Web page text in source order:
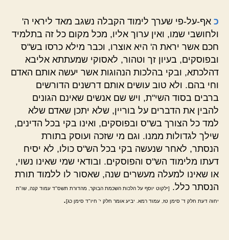
כ אף-על-פי שערך לימוד הקבלה נשגב מאד ליראי ה'
ולחושבי שמו, ואין ערוך אליו, מכל מקום כל זה בתלמיד
חכם אשר יראת ה' היא אוצרו, וכבר מילא כרסו בש"ס
ובפוסקים, בעיון זך וטהור, לאסוקי שמעתתא אליבא
דהלכתא, ובקי בהלכות הנהוגות אשר יעשה אותם האדם
וחי בהם. ולא טוב עושים אותם דרשנים הדורשים
ברבים בסוד השי"ת, ויש שם אנשים שאינם הגונים
להבין את הדברים על בוריין, שלא יתכן שאדם שלא
למד כל הצורך בש"ס ובפוסקים, ואינו בקי בכל הדינים,
שילך לגדולות ממנו. וגם מי שזכה ועוסק בתורת
הנסתר, לאחר שנעשה בקי בכל הש"ס כולו, לא יסיח
דעתו מלימוד הש"ס והפוסקים. ובודאי שמי שאינו נשוי,
או שאינו למעלה מעשרים שנה, שאסור לו ללמוד תורת
הנסתר כלל.
[ילקוט יוסף על הלכות השכמת הבוקר, מהדורת תשס"ד עמוד קנה, שו"ת
יחוה דעת חלק ד' סימן טז, עמוד רמא. יביע אומר חלק י' חיו"ד סימן כג].